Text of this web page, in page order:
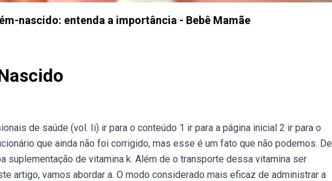
nascido: entenda a importância - Bebê Mamãe
de saúde (vol. Ii) ir para o conteúdo 1 ir para a página inicial 2 ir para o
que ainda não foi corrigido, mas esse é um fato que não podemos. De
suplementação de vitamina k. Além de o transporte dessa vitamina ser
artigo, vamos abordar a. O modo considerado mais eficaz de administrar a